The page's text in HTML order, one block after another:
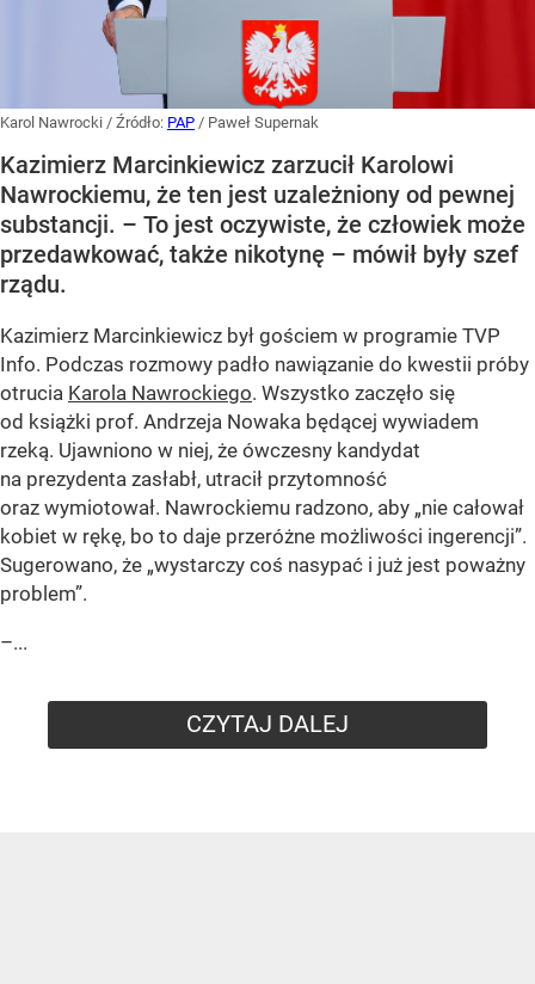
Karol Nawrocki / Źródło: PAP / Paweł Supernak
Kazimierz Marcinkiewicz zarzucił Karolowi
Nawrockiemu, że ten jest uzależniony od pewnej
substancji. – To jest oczywiste, że człowiek może
przedawkować, także nikotynę – mówił były szef
rządu.
Kazimierz Marcinkiewicz był gościem w programie TVP
Info. Podczas rozmowy padło nawiązanie do kwestii próby
otrucia Karola Nawrockiego. Wszystko zaczęło się
od książki prof. Andrzeja Nowaka będącej wywiadem
rzeką. Ujawniono w niej, że ówczesny kandydat
na prezydenta zasłabł, utracił przytomność
oraz wymiotował. Nawrockiemu radzono, aby „nie całował
kobiet w rękę, bo to daje przeróżne możliwości ingerencji”.
Sugerowano, że „wystarczy coś nasypać i już jest poważny
problem”.
–...
CZYTAJ DALEJ